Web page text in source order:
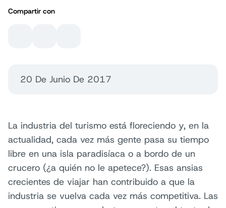
Compartir con
20 De Junio De 2017
La industria del turismo está floreciendo y, en la
actualidad, cada vez más gente pasa su tiempo
libre en una isla paradisíaca o a bordo de un
crucero (¿a quién no le apetece?). Esas ansias
crecientes de viajar han contribuido a que la
industria se vuelva cada vez más competitiva. Las